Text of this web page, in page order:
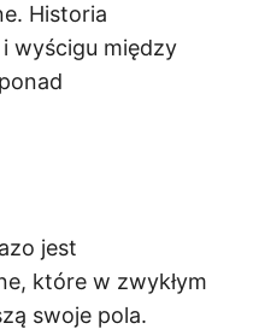
Historia
wyścigu między
jest
które w zwykłym
swoje pola.